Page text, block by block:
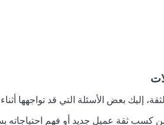
إليك بعض الأسئلة التي قد تواجهها أثناء
ثقة عميل جديد أو فهم احتياجاته